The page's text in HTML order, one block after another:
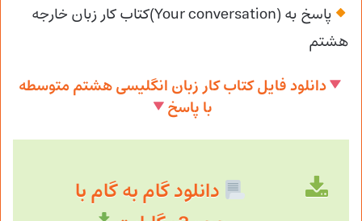
پاسخ به (Your conversation)کتاب کار زبان خارجه
هشتم
دانلود فایل کتاب کار زبان انگلیسی هشتم متوسطه
با پاسخ
دانلود گام به گام با